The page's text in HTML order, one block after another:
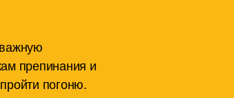
препинания и
погоню.